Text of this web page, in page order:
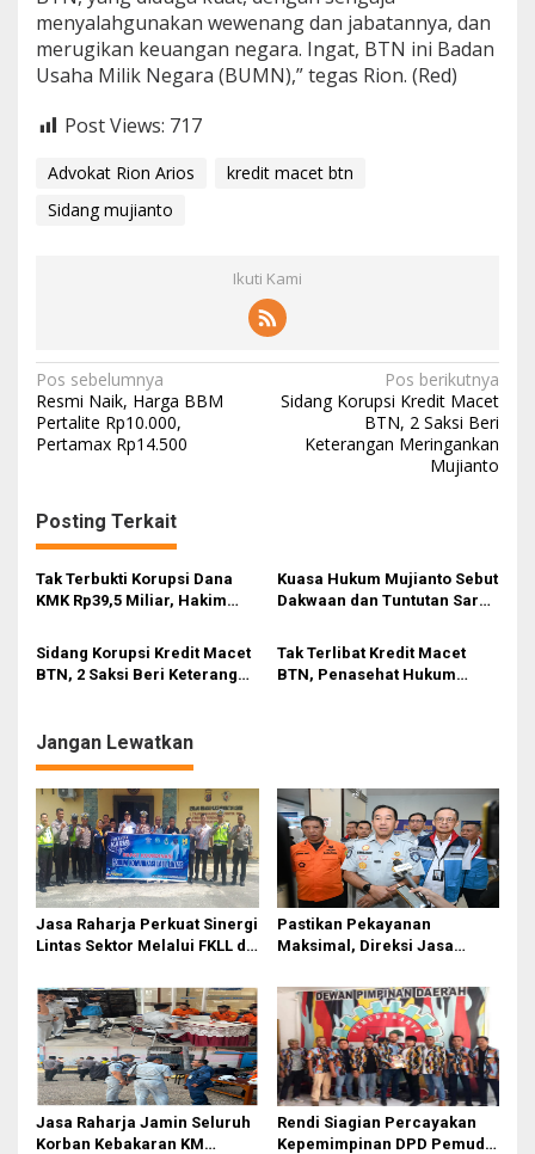
menyalahgunakan wewenang dan jabatannya, dan
merugikan keuangan negara. Ingat, BTN ini Badan
Usaha Milik Negara (BUMN),” tegas Rion. (Red)
Post Views: 717
Advokat Rion Arios
kredit macet btn
Sidang mujianto
Ikuti Kami
N
a
v
g
a
s
p
o
Pos sebelumnya
Resmi Naik, Harga BBM
Pertalite Rp10.000,
Pertamax Rp14.500
Pos berikutnya
Sidang Korupsi Kredit Macet
BTN, 2 Saksi Beri
Keterangan Meringankan
Mujianto
Posting Terkait
Tak Terbukti Korupsi Dana
KMK Rp39,5 Miliar, Hakim
Kuasa Hukum Mujianto Sebut
Dakwaan dan Tuntutan Sarat
Sidang Korupsi Kredit Macet
BTN, 2 Saksi Beri Keterangan
Tak Terlibat Kredit Macet
BTN, Penasehat Hukum
Jangan Lewatkan
Jasa Raharja Perkuat Sinergi
Lintas Sektor Melalui FKLL di
Pastikan Pekayanan
Maksimal, Direksi Jasa
Kebakaran KM Mutiara
Sentosa II
Jasa Raharja Jamin Seluruh
Korban Kebakaran KM
Rendi Siagian Percayakan
Kepemimpinan DPD Pemuda